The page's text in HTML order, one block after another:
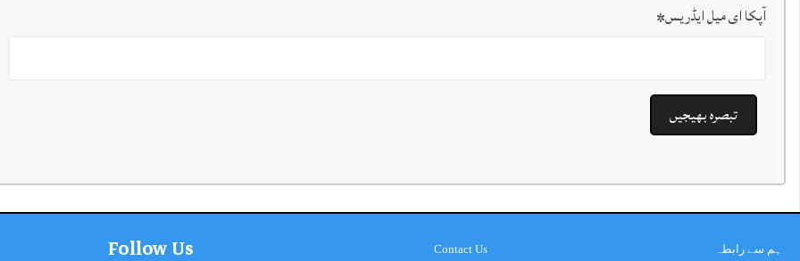
آپکا ای میل ایڈریس*
ہم سے رابطہ Contact Us
Follow Us